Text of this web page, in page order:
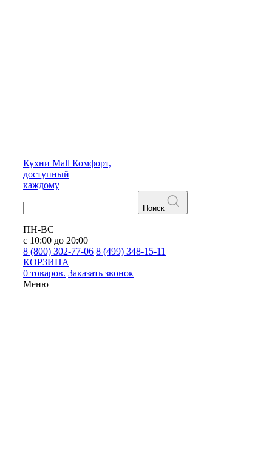
Кухни Mall Комфорт,
доступный
каждому
Поиск
ПН-ВС
с 10:00 до 20:00
8 (800) 302-77-06 8 (499) 348-15-11
КОРЗИНА
0 товаров. Заказать звонок
Меню